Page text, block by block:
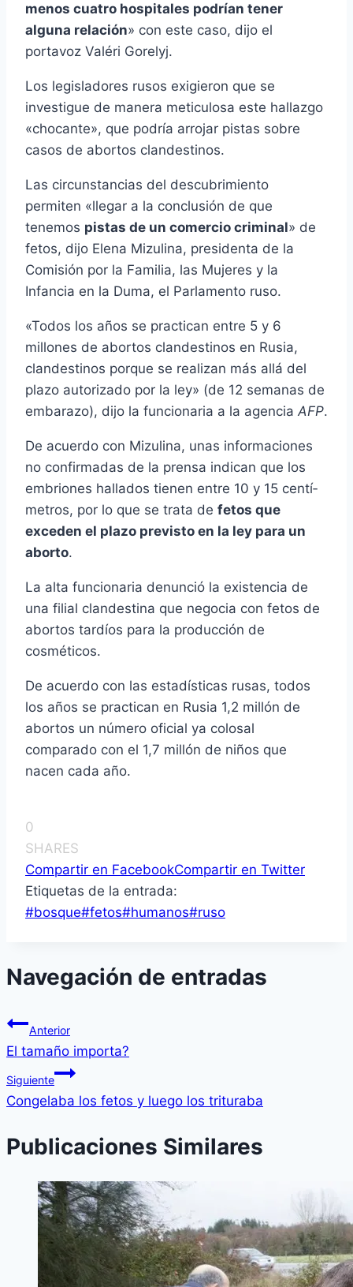
menos cuatro hospitales podrí­an tener
alguna relación» con este caso, dijo el
portavoz Valéri Gorelyj.
Los legisladores rusos exigieron que se
investigue de manera meticulosa este hallazgo
«chocante», que podrí­a arrojar pistas sobre
casos de abortos clandestinos.
Las circunstancias del descubrimiento
permiten «llegar a la conclusión de que
tenemos pistas de un comercio criminal» de
fetos, dijo Elena Mizulina, presidenta de la
Comisión por la Familia, las Mujeres y la
Infancia en la Duma, el Parlamento ruso.
«Todos los años se practican entre 5 y 6
millones de abortos clandestinos en Rusia,
clandestinos porque se realizan más allá del
plazo autorizado por la ley» (de 12 semanas de
embarazo), dijo la funcionaria a la agencia AFP.
De acuerdo con Mizulina, unas informaciones
no confirmadas de la prensa indican que los
embriones hallados tienen entre 10 y 15 centí­
metros, por lo que se trata de fetos que
exceden el plazo previsto en la ley para un
aborto.
La alta funcionaria denunció la existencia de
una filial clandestina que negocia con fetos de
abortos tardí­os para la producción de
cosméticos.
De acuerdo con las estadí­sticas rusas, todos
los años se practican en Rusia 1,2 millón de
abortos un número oficial ya colosal
comparado con el 1,7 millón de niños que
nacen cada año.
0
SHARES
Compartir en FacebookCompartir en Twitter
Etiquetas de la entrada:
#bosque#fetos#humanos#ruso
Navegación de entradas
Anterior
El tamaño importa?
Siguiente
Congelaba los fetos y luego los trituraba
Publicaciones Similares